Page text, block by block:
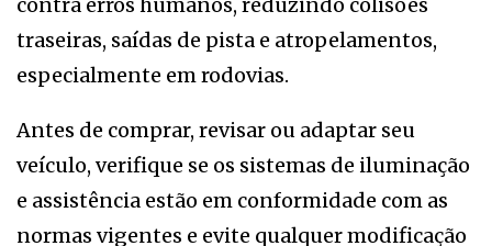
traseiras, saídas de pista e atropelamentos,
especialmente em rodovias.
Antes de comprar, revisar ou adaptar seu
veículo, verifique se os sistemas de iluminação
e assistência estão em conformidade com as
normas vigentes e evite qualquer modificação